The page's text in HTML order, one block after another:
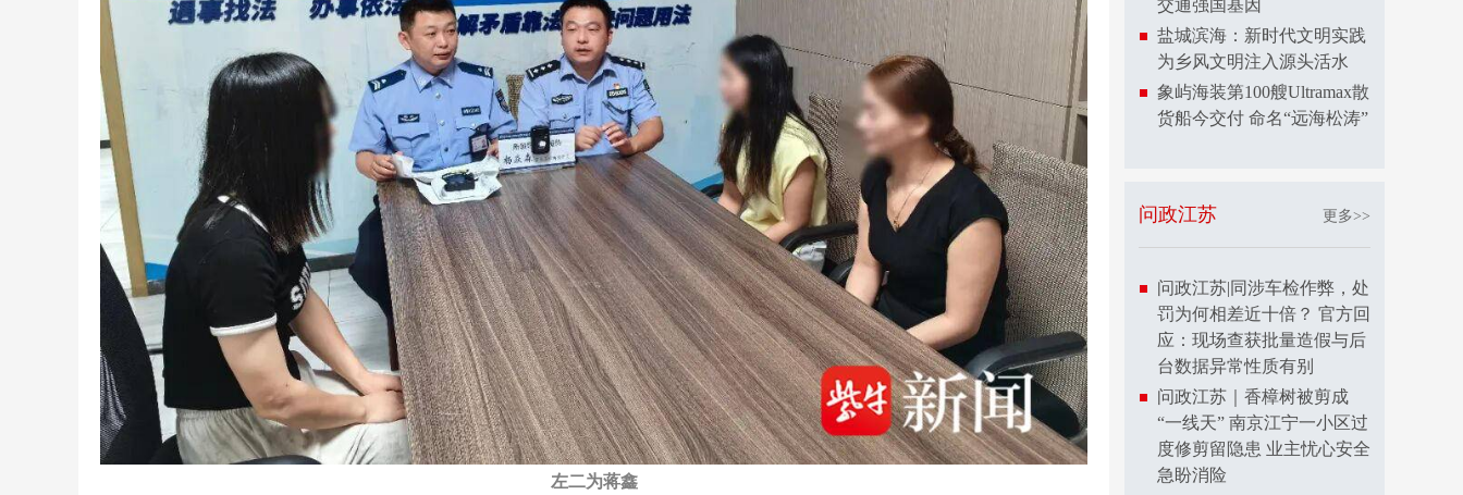
左二为蒋鑫
交通强国基因
盐城滨海：新时代文明实践
为乡风文明注入源头活水
象屿海装第100艘Ultramax散
货船今交付 命名“远海松涛”
问政江苏 更多>>
问政江苏|同涉车检作弊，处
罚为何相差近十倍？ 官方回
应：现场查获批量造假与后
台数据异常性质有别
问政江苏｜香樟树被剪成
“一线天” 南京江宁一小区过
度修剪留隐患 业主忧心安全
急盼消险